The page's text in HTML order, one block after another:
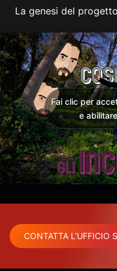
La genesi del
Fai clic per
e
CONTATTA L’UFFICIO